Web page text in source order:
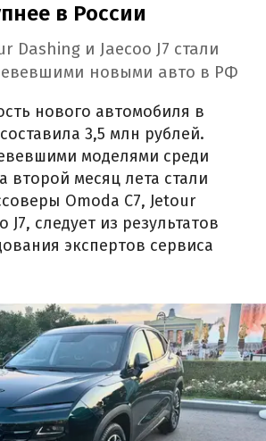
в России
Dashing и Jaecoo J7 стали
новыми авто в РФ
нового автомобиля в
3,5 млн рублей.
моделями среди
второй месяц лета стали
Omoda C7, Jetour
J7, следует из результатов
экспертов сервиса